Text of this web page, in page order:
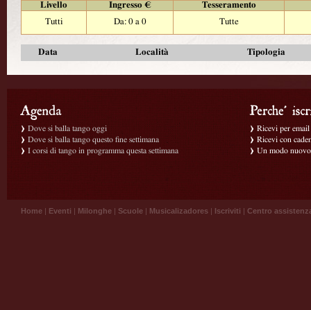
Livello
Ingresso €
Tesseramento
Tutti
Da: 0 a 0 Tutte
Data Località Tipologia
Dove si balla tango oggi
Dove si balla tango questo fine settimana
I corsi di tango in programma questa settimana
Ricevi per
Ricevi con
Un modo
Home | Eventi | Milonghe | Scuole | Musicalizadores | Iscriviti | Centro